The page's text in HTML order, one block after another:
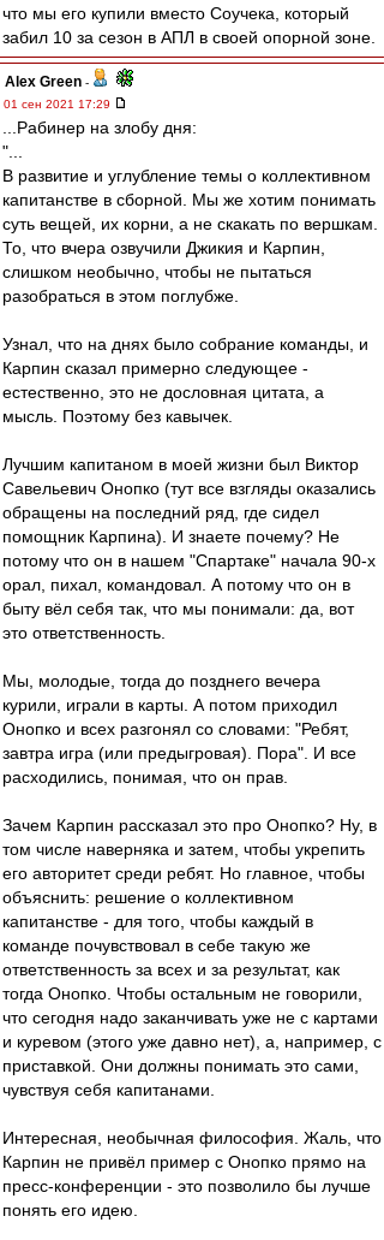
что мы его купили вместо Соучека, который
забил 10 за сезон в АПЛ в своей опорной зоне.
Alex Green -
01 сен 2021 17:29
...Рабинер на злобу дня:
"...
В развитие и углубление темы о коллективном
капитанстве в сборной. Мы же хотим понимать
суть вещей, их корни, а не скакать по вершкам.
То, что вчера озвучили Джикия и Карпин,
слишком необычно, чтобы не пытаться
разобраться в этом поглубже.
Узнал, что на днях было собрание команды, и
Карпин сказал примерно следующее -
естественно, это не дословная цитата, а
мысль. Поэтому без кавычек.
Лучшим капитаном в моей жизни был Виктор
Савельевич Онопко (тут все взгляды оказались
обращены на последний ряд, где сидел
помощник Карпина). И знаете почему? Не
потому что он в нашем "Спартаке" начала 90-х
орал, пихал, командовал. А потому что он в
быту вёл себя так, что мы понимали: да, вот
это ответственность.
Мы, молодые, тогда до позднего вечера
курили, играли в карты. А потом приходил
Онопко и всех разгонял со словами: "Ребят,
завтра игра (или предыгровая). Пора". И все
расходились, понимая, что он прав.
Зачем Карпин рассказал это про Онопко? Ну, в
том числе наверняка и затем, чтобы укрепить
его авторитет среди ребят. Но главное, чтобы
объяснить: решение о коллективном
капитанстве - для того, чтобы каждый в
команде почувствовал в себе такую же
ответственность за всех и за результат, как
тогда Онопко. Чтобы остальным не говорили,
что сегодня надо заканчивать уже не с картами
и куревом (этого уже давно нет), а, например, с
приставкой. Они должны понимать это сами,
чувствуя себя капитанами.
Интересная, необычная философия. Жаль, что
Карпин не привёл пример с Онопко прямо на
пресс-конференции - это позволило бы лучше
понять его идею.